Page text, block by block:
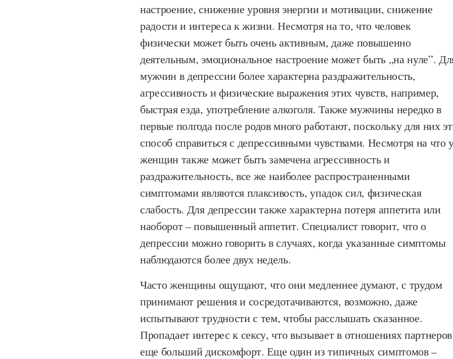
настроение, снижение уровня энергии и мотивации, снижение
радости и интереса к жизни. Несмотря на то, что человек
физически может быть очень активным, даже повышенно
деятельным, эмоциональное настроение может быть „на нуле”.
мужчин в депрессии более характерна раздражительность,
агрессивность и физические выражения этих чувств, например,
быстрая езда, употребление алкоголя. Также мужчины нередко в
первые полгода после родов много работают, поскольку для них
способ справиться с депрессивными чувствами. Несмотря на что
женщин также может быть замечена агрессивность и
раздражительность, все же наиболее распространенными
симптомами являются плаксивость, упадок сил, физическая
слабость. Для депрессии также характерна потеря аппетита или
наоборот – повышенный аппетит. Специалист говорит, что о
депрессии можно говорить в случаях, когда указанные симптомы
наблюдаются более двух недель.
Часто женщины ощущают, что они медленнее думают, с трудом
принимают решения и сосредотачиваются, возможно, даже
испытывают трудности с тем, чтобы расслышать сказанное.
Пропадает интерес к сексу, что вызывает в отношениях партнеров
еще больший дискомфорт. Еще один из типичных симптомов –